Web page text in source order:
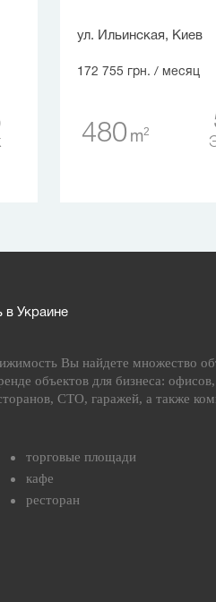
ул. Ильинская, Киев
172 755 грн. / месяц
480 m2
в Украине
Вы найдете множество
объектов для бизнеса: офисов,
СТО, гаражей, а также
торговые площади
кафе
ресторан